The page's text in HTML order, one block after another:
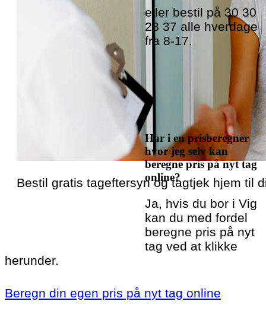
Bestil gratis tageftersyn og tagtjek hjem til
eller bestil på 30 30
23 37 alle hverdage
fra 8-17.
Har i en prisberegner
hvor jeg selv kan
beregne pris på nyt tag
online?
Ja, hvis du bor i Vig
kan du med fordel
beregne pris på nyt
tag ved at klikke
herunder.
Beregn din egen pris på nyt tag online